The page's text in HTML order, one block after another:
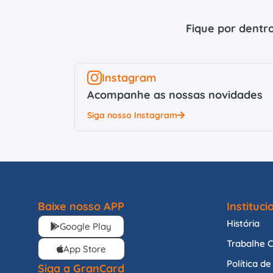
Fique por
Instagram
Acompanhe as nossas novidades
Siga nosso Instagram
Baixe nosso APP
Google Play
App Store
Siga a GranCard
História
Trabalhe
Política